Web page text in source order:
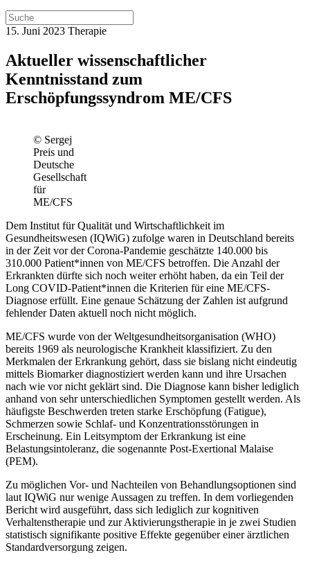
15. Juni 2023 Therapie
Aktueller wissenschaftlicher
Kenntnisstand zum
Erschöpfungssyndrom ME/CFS
© Sergej
Preis und
Deutsche
Gesellschaft
für
ME/CFS
Dem Institut für Qualität und Wirtschaftlichkeit im
Gesundheitswesen (IQWiG) zufolge waren in Deutschland bereits
in der Zeit vor der Corona-Pandemie geschätzte 140.000 bis
310.000 Patient*innen von ME/CFS betroffen. Die Anzahl der
Erkrankten dürfte sich noch weiter erhöht haben, da ein Teil der
Long COVID-Patient*innen die Kriterien für eine ME/CFS-
Diagnose erfüllt. Eine genaue Schätzung der Zahlen ist aufgrund
fehlender Daten aktuell noch nicht möglich.
ME/CFS wurde von der Weltgesundheitsorganisation (WHO)
bereits 1969 als neurologische Krankheit klassifiziert. Zu den
Merkmalen der Erkrankung gehört, dass sie bislang nicht eindeutig
mittels Biomarker diagnostiziert werden kann und ihre Ursachen
nach wie vor nicht geklärt sind. Die Diagnose kann bisher lediglich
anhand von sehr unterschiedlichen Symptomen gestellt werden. Als
häufigste Beschwerden treten starke Erschöpfung (Fatigue),
Schmerzen sowie Schlaf- und Konzentrationsstörungen in
Erscheinung. Ein Leitsymptom der Erkrankung ist eine
Belastungsintoleranz, die sogenannte Post-Exertional Malaise
(PEM).
Zu möglichen Vor- und Nachteilen von Behandlungsoptionen sind
laut IQWiG nur wenige Aussagen zu treffen. In dem vorliegenden
Bericht wird ausgeführt, dass sich lediglich zur kognitiven
Verhaltenstherapie und zur Aktivierungstherapie in je zwei Studien
statistisch signifikante positive Effekte gegenüber einer ärztlichen
Standardversorgung zeigen.